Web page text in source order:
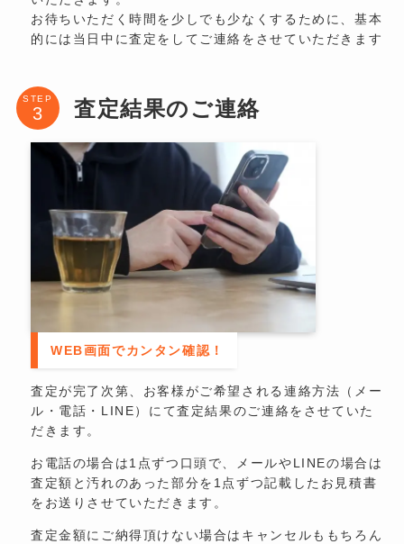
お待ちいただく時間を少しでも少なくするために、基本
的には当日中に査定をしてご連絡をさせていただきます
STEP 査定結果のご連絡
WEB画面でカンタン確認！
査定が完了次第、お客様がご希望される連絡方法（メー
ル・電話・LINE）にて査定結果のご連絡をさせていた
だきます。
お電話の場合は1点ずつ口頭で、メールやLINEの場合は
査定額と汚れのあった部分を1点ずつ記載したお見積書
をお送りさせていただきます。
査定金額にご納得頂けない場合はキャンセルももちろん